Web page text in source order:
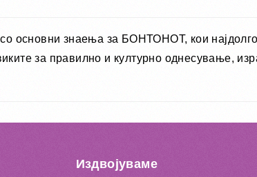
основни знаења за БОНТОНОТ, кои најдолго
за правилно и културно однесување,
Издвојуваме